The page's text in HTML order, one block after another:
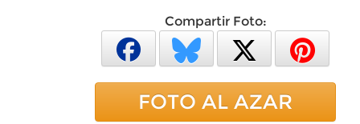
Compartir Foto:
FOTO AL AZAR